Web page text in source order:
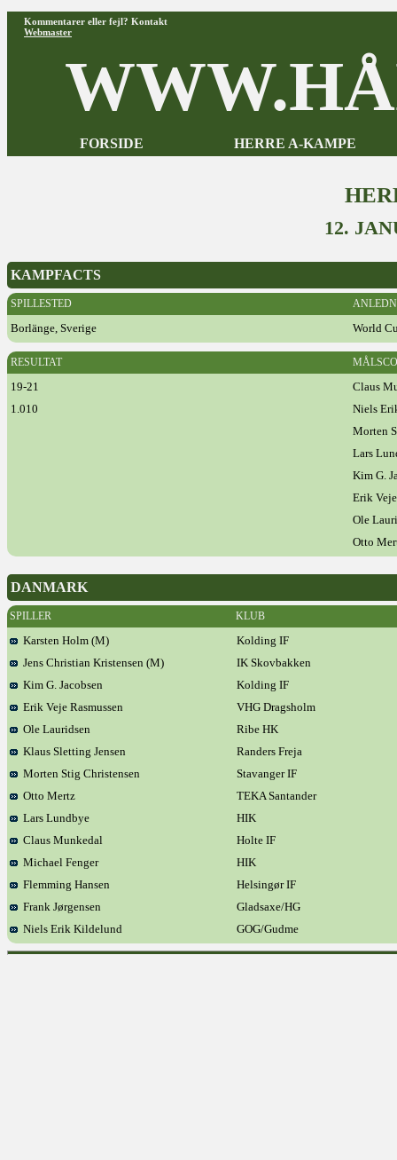
Kommentarer eller fejl? Kontakt
Webmaster
FORSIDE HERRE A-KAMPE
12.
KAMPFACTS
SPILLESTED
Borlänge, Sverige World
RESULTAT
19-21
Claus
1.010
Niels
Morten
Lars
Kim G.
Erik
Ole
Otto
DANMARK
SPILLER KLUB
Karsten Holm (M)
Kolding IF
Jens Christian Kristensen (M)
IK Skovbakken
Kim G. Jacobsen
Kolding IF
Erik Veje Rasmussen
VHG Dragsholm
Ole Lauridsen
Ribe HK
Klaus Sletting Jensen
Randers Freja
Morten Stig Christensen
Stavanger IF
Otto Mertz
TEKA Santander
Lars Lundbye
HIK
Claus Munkedal
Holte IF
Michael Fenger
HIK
Flemming Hansen
Helsingør IF
Frank Jørgensen
Gladsaxe/HG
Niels Erik Kildelund
GOG/Gudme